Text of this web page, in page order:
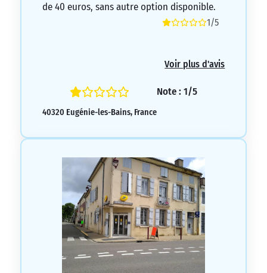
de 40 euros, sans autre option disponible.
1/5
Voir plus d'avis
Note : 1/5
40320 Eugénie-les-Bains, France